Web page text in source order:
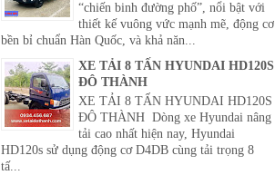
“chiến binh đường phố”, nổi bật với
thiết kế vuông vức mạnh mẽ, động cơ
bền bỉ chuẩn Hàn Quốc, và khả năn...
XE TẢI 8 TẤN HYUNDAI HD120S
ĐÔ THÀNH
XE TẢI 8 TẤN HYUNDAI HD120S
ĐÔ THÀNH Dòng xe Hyundai nâng
tải cao nhất hiện nay, Hyundai
HD120s sử dụng động cơ D4DB cùng tải trọng 8
tấ...